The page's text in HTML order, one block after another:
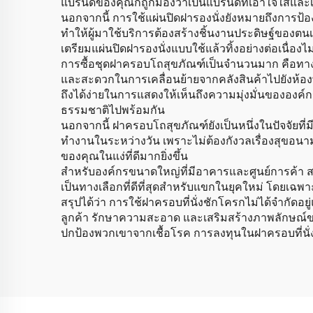
นอกจากนี้ การใช้แผ่นปิดฝารองนั่งยังหมายถึงการ
ทำให้ผู้มาใช้บริการต้องสร้างชิ้นงานประดิษฐ์ของต
เตรียมแผ่นปิดฝารองนั่งแบบใช้แล้วทิ้งอย่างต่อเนื่อง
การซื้อชุดฝาครอบโถสุขภัณฑ์เป็นจำนวนมาก คือท
และสะดวกในการเคลื่อนย้ายจากคลังสินค้าไปยัง
ถึงได้ง่ายในการแสดงให้เห็นถึงความมุ่งมั่นขององ
ธรรมชาติไปพร้อมกัน
นอกจากนี้ ฝาครอบโถสุขภัณฑ์ยังเป็นหนึ่งในปัจจัยที่
ทำงานในระหว่างวัน เพราะไม่ต้องกังวลเรื่องสุขอ
ของคุณในแง่ที่ดีมากยิ่งขึ้น
สำหรับองค์กรขนาดใหญ่ที่มีอาคารและศูนย์การค้า
เป็นทางเลือกที่ดีที่สุดสำหรับแขกในยุคใหม่ โดยเฉ
สรุปได้ว่า การใช้ฝาครอบที่นั่งชักโครกไม่ได้จำกัดอ
ลูกค้า รักษาความสะอาด และเสริมสร้างภาพลักษ
ปกป้องพวกเขาจากเชื้อโรค การลงทุนในฝาครอบ